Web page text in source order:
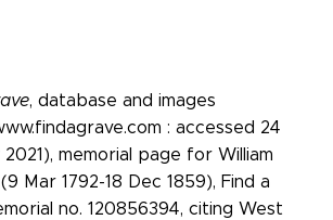
, database and images
: accessed 24
memorial page for William
Mar 1792-18 Dec 1859), Find a
no. 120856394, citing West